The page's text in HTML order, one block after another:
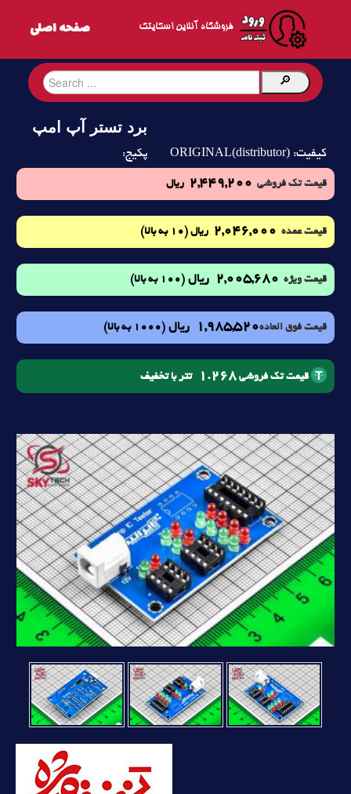
فروشگاه آنلاین اسکایتک
برد تستر آپ امپ
کیفیت: ORIGINAL(distributor) پکیج:
قیمت تک فروشی 2,449,200 ریال
قیمت عمده 2,046,000 ریال (10 به بالا)
قیمت ویژه 2,005,680 ریال (100 به بالا)
قیمت فوق العاده1,985,520 ریال (1000 به بالا)
قیمت تک فروشی 1.268 تتر با تخفیف